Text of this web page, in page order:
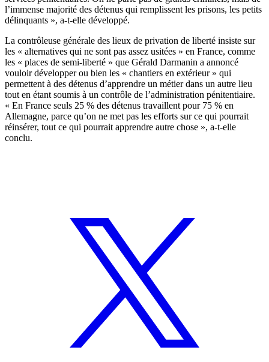
l’immense majorité des détenus qui remplissent les prisons, les petits
délinquants », a-t-elle développé.
La contrôleuse générale des lieux de privation de liberté insiste sur
les « alternatives qui ne sont pas assez usitées » en France, comme
les « places de semi-liberté » que Gérald Darmanin a annoncé
vouloir développer ou bien les « chantiers en extérieur » qui
permettent à des détenus d’apprendre un métier dans un autre lieu
tout en étant soumis à un contrôle de l’administration pénitentiaire.
« En France seuls 25 % des détenus travaillent pour 75 % en
Allemagne, parce qu’on ne met pas les efforts sur ce qui pourrait
réinsérer, tout ce qui pourrait apprendre autre chose », a-t-elle
conclu.